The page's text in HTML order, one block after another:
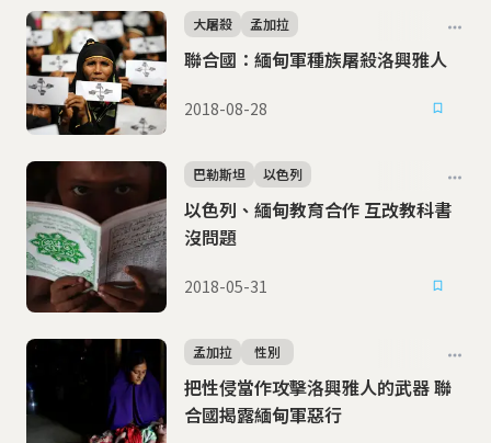
聯合國：緬甸軍種族屠殺洛興雅人
大屠殺 孟加拉
2018-08-28
以色列、緬甸教育合作 互改教科書
沒問題
巴勒斯坦 以色列
2018-05-31
把性侵當作攻擊洛興雅人的武器 聯
合國揭露緬甸軍惡行
孟加拉 性別